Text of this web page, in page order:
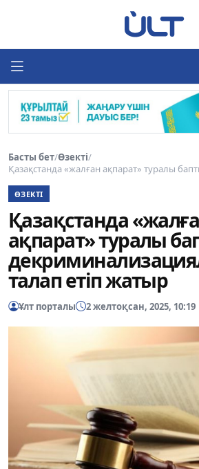
Басты бет/Өзекті/
Қазақстанда «жалған ақпарат» туралы
ӨЗЕКТІ
Қазақстанда
ақпарат» туралы
талап етіп жатыр
Ұлт порталы 2 желтоқсан, 2025, 10:19